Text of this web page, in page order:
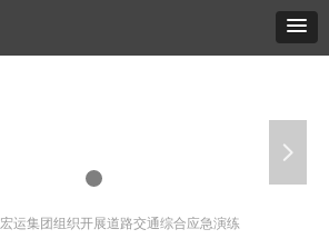
넲
宏运集团组织开展道路交通综合应急演练